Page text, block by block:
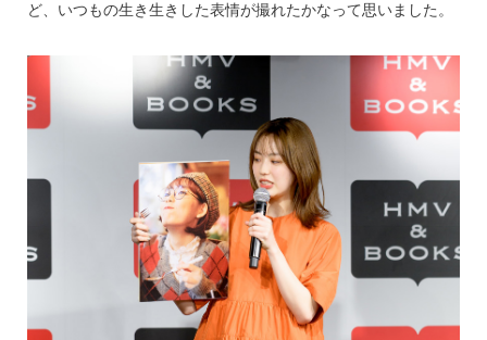
ど、いつもの生き生きした表情が撮れたかなって思いました。